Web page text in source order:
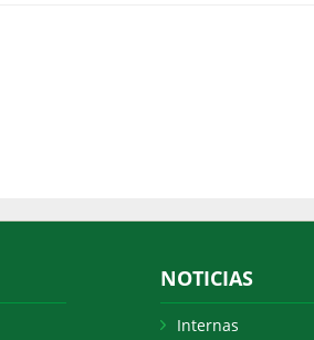
NOTICIAS
Internas